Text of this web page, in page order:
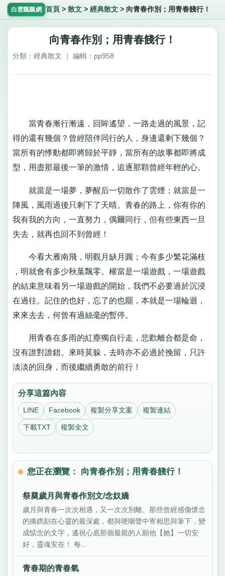
白雲飄飄網 首頁 > 散文> 經典散文> 向青春作別；用青春餞行！
向青春作別；用青春餞行！
分類：經典散文 ｜ 編輯：pp958
當青春漸行漸遠，回眸遙望，一路走過的風景，記
得的還有幾個？曾經陪伴同行的人，身邊還剩下幾個？
當所有的悸動都即將歸於平靜，當所有的故事都即將成
型，用盡那最後一筆的激情，追逐那顆曾經年輕的心。
就當是一場夢，夢醒后一切散作了雲煙；就當是一
陣風，風雨過後只剩下了天晴。青春的路上，你有你的
我有我的方向，一直努力，偶爾同行，但有些東西一旦
失去，就再也回不到曾經！
今看大雁南飛，明觀月缺月圓；今有多少繁花滿枝
，明就會有多少秋葉飄零。權當是一場遊戲，一場遊戲
的結束意味着另一場遊戲的開始，我們不必要過於沉浸
在過往。記住的也好，忘了的也罷，本就是一場輪迴，
來來去去，何曾有過絲毫的暫停。
用青春在多雨的紅塵獨自行走，悲歡離合都是命，
沒有誰對誰錯。來時莫躲，去時亦不必過於挽留，只許
淡淡的回身，而後繼續勇敢的前行！
分享這篇內容
LINE Facebook 複製分享文案 複製連結
下載TXT 複製全文
您正在瀏覽： 向青春作別；用青春餞行！
祭奠歲月與青春作別文/念奴嬌
歲月與青春一次次相遇，又一次次別離。那些曾經感傷懷念
的痛鐫刻在心靈的最深處，都與哽咽聲中寄相思與筆下，變
成惦念的文字，遙祝心底那個最親的人願他【她】一切安
好，靈魂安在！ 每...
青春期的青春氣